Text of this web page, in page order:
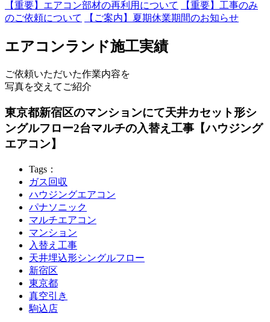
【重要】エアコン部材の再利用について
【重要】工事のみ
のご依頼について
【ご案内】夏期休業期間のお知らせ
エアコンランド施工実績
ご依頼いただいた作業内容を
写真を交えてご紹介
東京都新宿区のマンションにて天井カセット形シ
ングルフロー2台マルチの入替え工事【ハウジング
エアコン】
Tags：
ガス回収
ハウジングエアコン
パナソニック
マルチエアコン
マンション
入替え工事
天井埋込形シングルフロー
新宿区
東京都
真空引き
駒込店